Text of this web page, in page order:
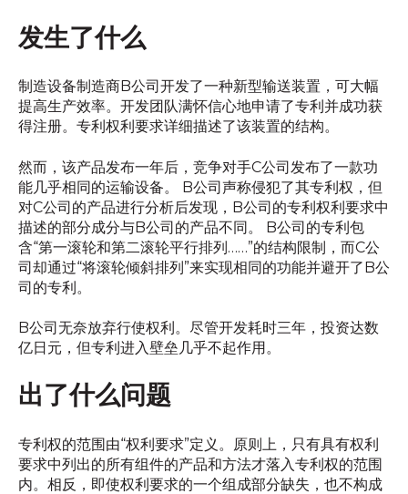
发生了什么
制造设备制造商B公司开发了一种新型输送装置，可大幅
提高生产效率。开发团队满怀信心地申请了专利并成功获
得注册。专利权利要求详细描述了该装置的结构。
然而，该产品发布一年后，竞争对手C公司发布了一款功
能几乎相同的运输设备。 B公司声称侵犯了其专利权，但
对C公司的产品进行分析后发现，B公司的专利权利要求中
描述的部分成分与B公司的产品不同。 B公司的专利包
含“第一滚轮和第二滚轮平行排列……”的结构限制，而C公
司却通过“将滚轮倾斜排列”来实现相同的功能并避开了B公
司的专利。
B公司无奈放弃行使权利。尽管开发耗时三年，投资达数
亿日元，但专利进入壁垒几乎不起作用。
出了什么问题
专利权的范围由“权利要求”定义。原则上，只有具有权利
要求中列出的所有组件的产品和方法才落入专利权的范围
内。相反，即使权利要求的一个组成部分缺失，也不构成